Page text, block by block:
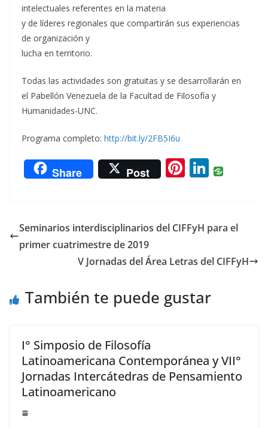
intelectuales referentes en la materia
y de líderes regionales que compartirán sus experiencias
de organización y
lucha en territorio.
Todas las actividades son gratuitas y se desarrollarán en
el Pabellón Venezuela de la Facultad de Filosofía y
Humanidades-UNC.
Programa completo: http://bit.ly/2FB5I6u
Share Post Pi
e
Li
e
n
Seminarios interdisciplinarios del CIFFyH para el
primer cuatrimestre de 2019
V Jornadas del Área Letras del CIFFyH
También te puede gustar
I° Simposio de Filosofía
Latinoamericana Contemporánea y VII°
Jornadas Intercátedras de Pensamiento
Latinoamericano